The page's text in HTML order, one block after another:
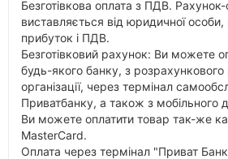
Безготівкова оплата з ПДВ.
виставляється від юридичної
прибуток і ПДВ.
Безготівковий рахунок: Ви можете
будь-якого банку, з
організації, через термінал
Приватбанку, а також з мобільного
Ви можете оплатити товар так-же
MasterCard.
Оплата через термінал "Приват